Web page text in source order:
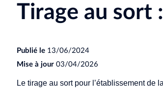
Tirage au sort
Publié le 13/06/2024
Mise à jour 03/04/2026
Le tirage au sort pour l’établissement de